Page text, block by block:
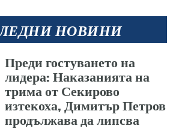
НОВИНИ
Преди гостуването на
лидера: Наказанията на
трима от Секирово
изтекоха, Димитър Петров
продължава да липсва